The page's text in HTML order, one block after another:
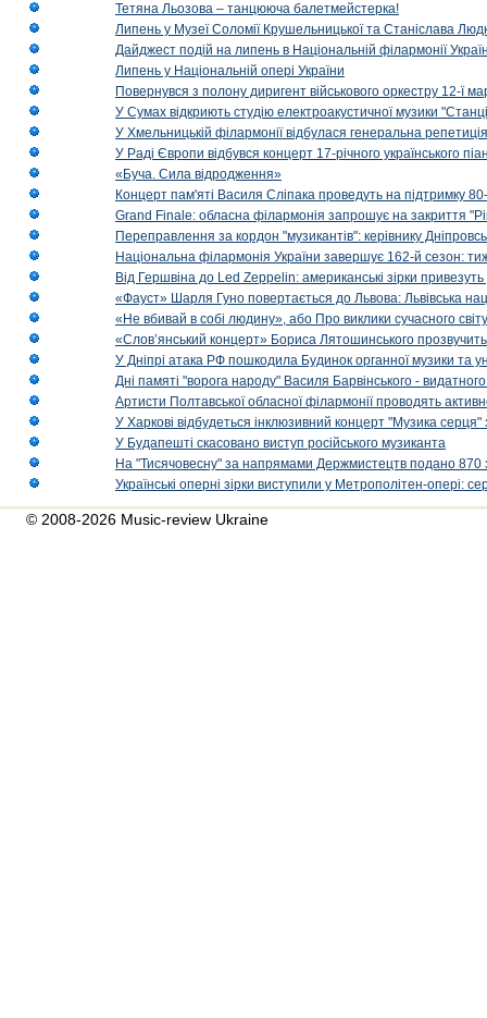
Тетяна Льозова – танцююча балетмейстерка!
Липень у Музеї Соломії Крушельницької та Станіслава
Дайджест подій на липень в Національній філармонії
Липень у Національній опері України
Повернувся з полону диригент військового оркестру 12-ї
У Сумах відкриють студію електроакустичної музики
У Хмельницькій філармонії відбулася генеральна
У Раді Європи відбувся концерт 17-річного українського
«Буча. Сила відродження»
Концерт пам'яті Василя Сліпака проведуть на підтримку
Grand Finale: обласна філармонія запрошує на закриття
Переправлення за кордон "музикантів": керівнику
Національна філармонія України завершує 162-й сезон:
Від Гершвіна до Led Zeppelin: американські зірки
«Фауст» Шарля Гуно повертається до Львова: Львівська
«Не вбивай в собі людину», або Про виклики сучасного світу
«Слов’янський концерт» Бориса Лятошинського
У Дніпрі атака РФ пошкодила Будинок органної музики та
Дні памяті "ворога народу" Василя Барвінського -
Артисти Полтавської обласної філармонії проводять
У Харкові відбудеться інклюзивний концерт "Музика
У Будапешті скасовано виступ російського музиканта
На "Тисячовесну" за напрямами Держмистецтв подано 870
Українські оперні зірки виступили у Метрополітен-опері:
© 2008-2026 Music-review Ukraine